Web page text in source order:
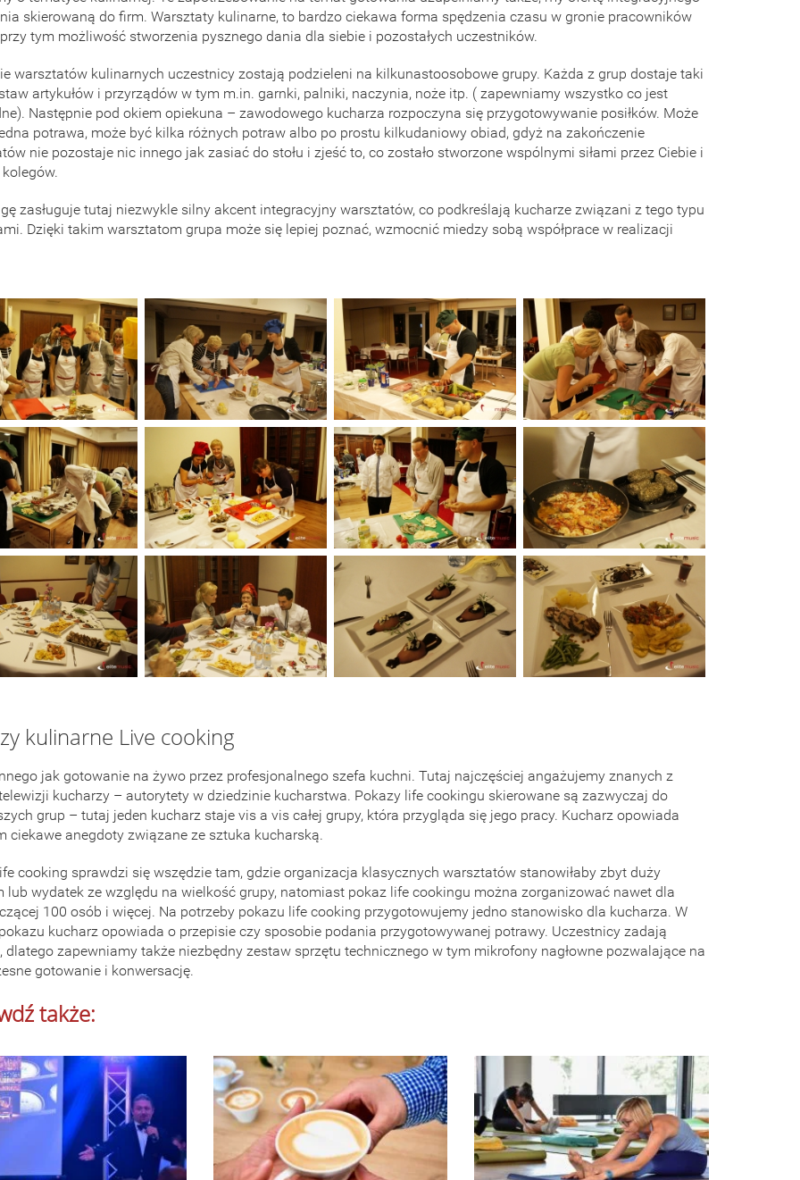
skierowaną do firm. Warsztaty kulinarne, to bardzo ciekawa forma spędzenia czasu w gronie pracowników
tym możliwość stworzenia pysznego dania dla siebie i pozostałych uczestników.
warsztatów kulinarnych uczestnicy zostają podzieleni na kilkunastoosobowe grupy. Każda z grup dostaje taki
artykułów i przyrządów w tym m.in. garnki, palniki, naczynia, noże itp. ( zapewniamy wszystko co jest
Następnie pod okiem opiekuna – zawodowego kucharza rozpoczyna się przygotowywanie posiłków. Może
potrawa, może być kilka różnych potraw albo po prostu kilkudaniowy obiad, gdyż na zakończenie
nie pozostaje nic innego jak zasiać do stołu i zjeść to, co zostało stworzone wspólnymi siłami przez Ciebie i
zasługuje tutaj niezwykle silny akcent integracyjny warsztatów, co podkreślają kucharze związani z tego typu
Dzięki takim warsztatom grupa może się lepiej poznać, wzmocnić miedzy sobą współprace w realizacji
kulinarne Live cooking
jak gotowanie na żywo przez profesjonalnego szefa kuchni. Tutaj najczęściej angażujemy znanych z
kucharzy – autorytety w dziedzinie kucharstwa. Pokazy life cookingu skierowane są zazwyczaj do
grup – tutaj jeden kucharz staje vis a vis całej grupy, która przygląda się jego pracy. Kucharz opowiada
ciekawe anegdoty związane ze sztuka kucharską.
cooking sprawdzi się wszędzie tam, gdzie organizacja klasycznych warsztatów stanowiłaby zbyt duży
lub wydatek ze względu na wielkość grupy, natomiast pokaz life cookingu można zorganizować nawet dla
100 osób i więcej. Na potrzeby pokazu life cooking przygotowujemy jedno stanowisko dla kucharza. W
kucharz opowiada o przepisie czy sposobie podania przygotowywanej potrawy. Uczestnicy zadają
dlatego zapewniamy także niezbędny zestaw sprzętu technicznego w tym mikrofony nagłowne pozwalające na
gotowanie i konwersację.
także: